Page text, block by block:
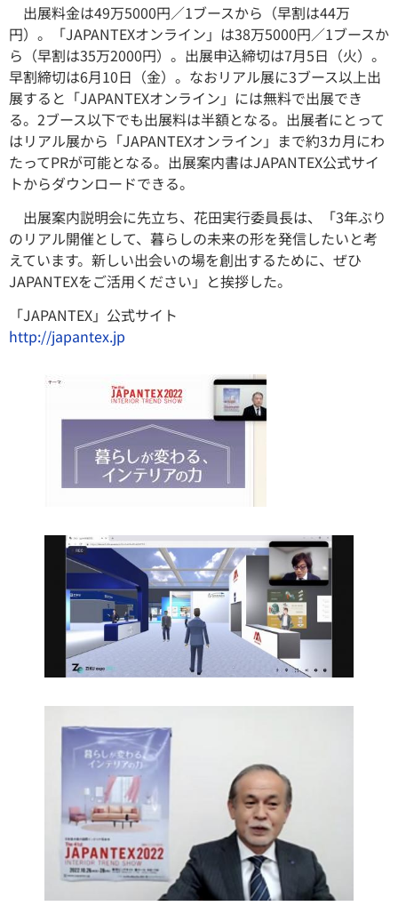
出展料金は49万5000円／1ブースから（早割は44万
円）。「JAPANTEXオンライン」は38万5000円／1ブースか
ら（早割は35万2000円）。出展申込締切は7月5日（火）。
早割締切は6月10日（金）。なおリアル展に3ブース以上出
展すると「JAPANTEXオンライン」には無料で出展でき
る。2ブース以下でも出展料は半額となる。出展者にとって
はリアル展から「JAPANTEXオンライン」まで約3カ月にわ
たってPRが可能となる。出展案内書はJAPANTEX公式サイ
トからダウンロードできる。
出展案内説明会に先立ち、花田実行委員長は、「3年ぶり
のリアル開催として、暮らしの未来の形を発信したいと考
えています。新しい出会いの場を創出するために、ぜひ
JAPANTEXをご活用ください」と挨拶した。
「JAPANTEX」公式サイト
http://japantex.jp